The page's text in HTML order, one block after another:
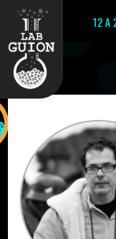
12 A